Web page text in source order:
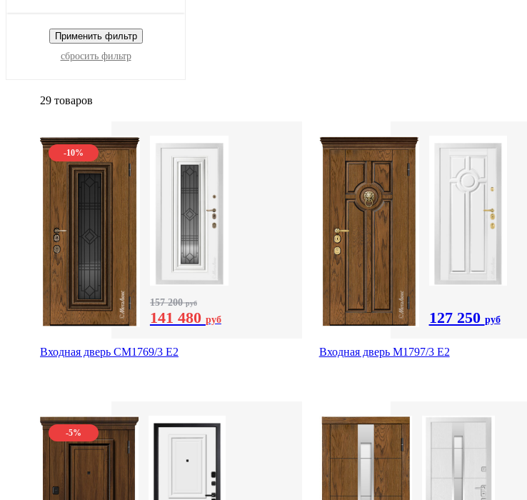
Применить фильтр
сбросить фильтр
29 товаров
-10%
157 200руб
141 480 руб
Входная дверь СМ1769/3 Е2
127 250 руб
Входная дверь М1797/3 Е2
-5%